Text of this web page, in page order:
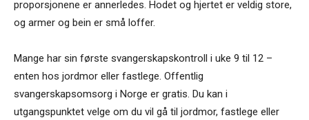
proporsjonene er annerledes. Hodet og hjertet er veldig store,
og armer og bein er små loffer.
Mange har sin første svangerskapskontroll i uke 9 til 12 –
enten hos jordmor eller fastlege. Offentlig
svangerskapsomsorg i Norge er gratis. Du kan i
utgangspunktet velge om du vil gå til jordmor, fastlege eller